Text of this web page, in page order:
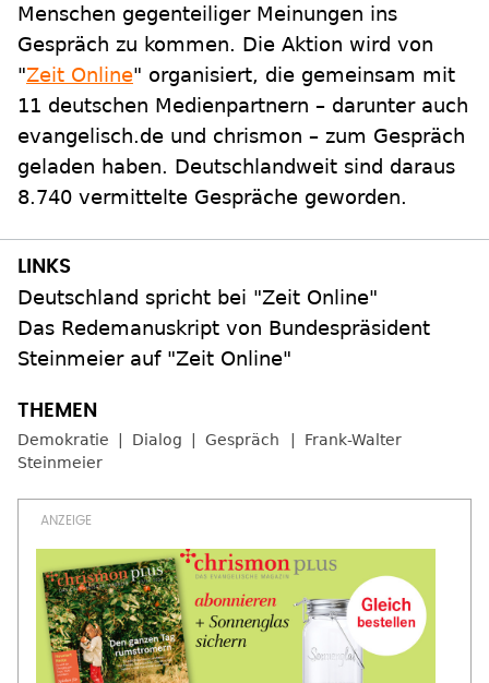
Menschen gegenteiliger Meinungen ins
Gespräch zu kommen. Die Aktion wird von
"Zeit Online" organisiert, die gemeinsam mit
11 deutschen Medienpartnern – darunter auch
evangelisch.de und chrismon – zum Gespräch
geladen haben. Deutschlandweit sind daraus
8.740 vermittelte Gespräche geworden.
Deutschland spricht bei "Zeit Online"
Das Redemanuskript von Bundespräsident
Steinmeier auf "Zeit Online"
Demokratie Dialog Gespräch
Frank-Walter
Steinmeier